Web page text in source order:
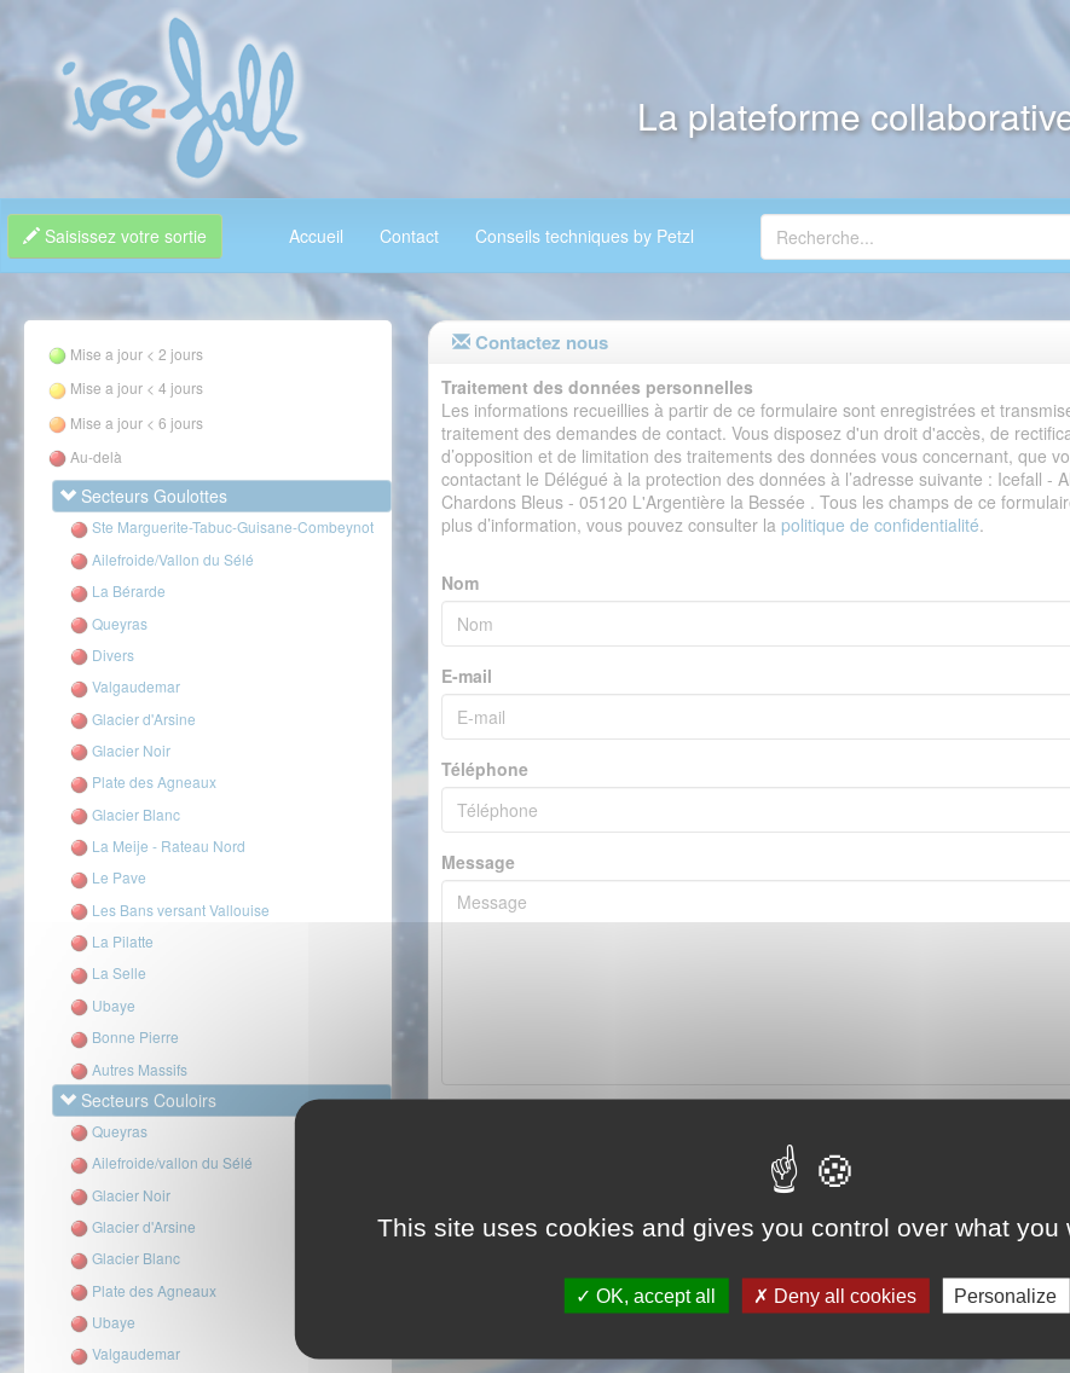
La plateforme
Saisissez votre sortie Accueil Contact Conseils techniques by Petzl
Mise a jour < 2 jours
Mise a jour < 4 jours
Mise a jour < 6 jours
Au-delà
Secteurs Goulottes
Ste Marguerite-Tabuc-Guisane-Combeynot
Ailefroide/Vallon du Sélé
La Bérarde
Queyras
Divers
Valgaudemar
Glacier d'Arsine
Glacier Noir
Plate des Agneaux
Glacier Blanc
La Meije - Rateau Nord
Le Pave
Les Bans versant Vallouise
La Pilatte
La Selle
Ubaye
Bonne Pierre
Autres Massifs
Secteurs Couloirs
Queyras
Ailefroide/vallon du Sélé
Glacier Noir
Glacier d'Arsine
Glacier Blanc
Plate des Agneaux
Ubaye
Valgaudemar
Contactez nous
Traitement des données personnelles
Les informations recueillies à partir de ce formulaire sont enregistrées et
traitement des demandes de contact. Vous disposez d'un droit d'accès, de
d’opposition et de limitation des traitements des données vous concernant, que
contactant le Délégué à la protection des données à l’adresse suivante : Icefall -
Chardons Bleus - 05120 L'Argentière la Bessée . Tous les champs de ce
plus d’information, vous pouvez consulter la politique de confidentialité.
Nom
E-mail
Téléphone
Message
reCAPTCHA is disabled.
This site uses cookies and gives you control over what you
OK, accept all Deny all cookies Personalize